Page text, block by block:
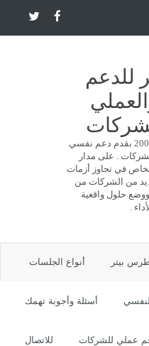
للدعم
أنا بطرس بيتر ، من سنة 2009 بقدم دعم نفسي
. على مدار
في تجاوز أزمات
من الشركات من
حلول واقعية
.
بيتر أنواع الجلسات
أسئلة وأجوبة تهمك
عملي للشركات للاتصال